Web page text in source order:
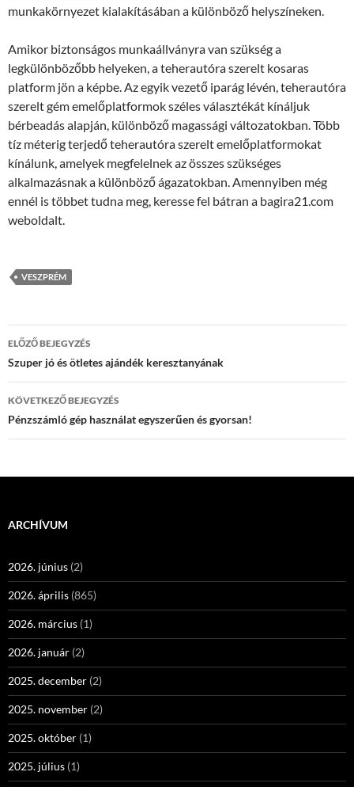
munkakörnyezet kialakításában a különböző helyszíneken.
Amikor biztonságos munkaállványra van szükség a
legkülönbözőbb helyeken, a teherautóra szerelt kosaras
platform jön a képbe. Az egyik vezető iparág lévén, teherautóra
szerelt gém emelőplatformok széles választékát kínáljuk
bérbeadás alapján, különböző magassági változatokban. Több
tíz méterig terjedő teherautóra szerelt emelőplatformokat
kínálunk, amelyek megfelelnek az összes szükséges
alkalmazásnak a különböző ágazatokban. Amennyiben még
ennél is többet tudna meg, keresse fel bátran a bagira21.com
weboldalt.
VESZPRÉM
Bejegyzés
navigáció
ELŐZŐ BEJEGYZÉS
Szuper jó és ötletes ajándék keresztanyának
KÖVETKEZŐ BEJEGYZÉS
Pénzszámló gép használat egyszerűen és gyorsan!
ARCHÍVUM
2026. június (2)
2026. április (865)
2026. március (1)
2026. január (2)
2025. december (2)
2025. november (2)
2025. október (1)
2025. július (1)